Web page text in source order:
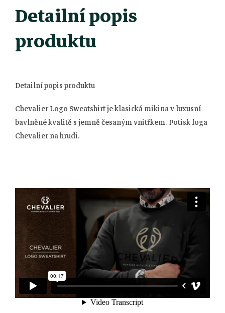
Detailní popis
produktu
Detailní popis produktu
Chevalier Logo Sweatshirt je klasická mikina v luxusní
bavlněné kvalitě s jemně česaným vnitřkem. Potisk loga
Chevalier na hrudi.